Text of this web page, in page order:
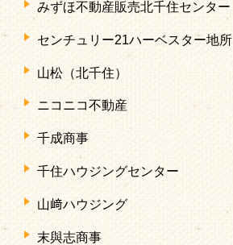
みずほ不動産販売北千住センター
センチュリー21ハーベスター地所
山松（北千住）
ニコニコ不動産
千成商事
千住ハウジングセンター
山﨑ハウジング
末與志商事